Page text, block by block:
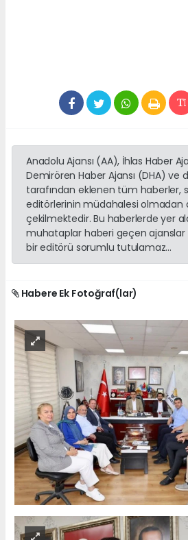
Anadolu Ajansı (AA), İhlas Haber
Demirören Haber Ajansı (DHA) ve
tarafından eklenen tüm haberler,
editörlerinin müdahalesi olmadan
çekilmektedir. Bu haberlerde yer
muhataplar haberi geçen ajanslar
bir editörü sorumlu tutulamaz...
Habere Ek Fotoğraf(lar)